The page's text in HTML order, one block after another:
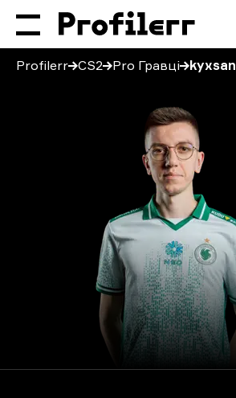
Profilerr CS2 Pro Гравці kyxsan